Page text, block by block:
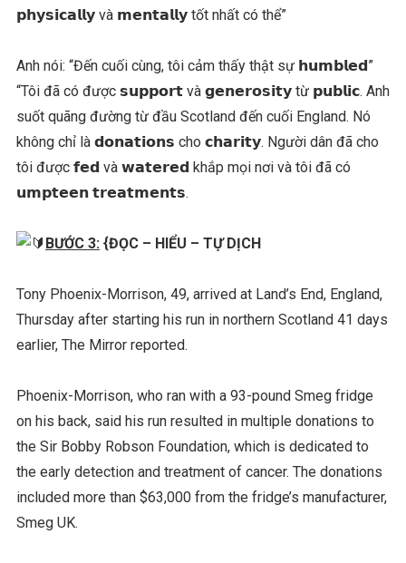
𝗽𝗵𝘆𝘀𝗶𝗰𝗮𝗹𝗹𝘆 và 𝗺𝗲𝗻𝘁𝗮𝗹𝗹𝘆 tốt nhất có thể”
Anh nói: “Đến cuối cùng, tôi cảm thấy thật sự 𝗵𝘂𝗺𝗯𝗹𝗲𝗱”
“Tôi đã có được 𝘀𝘂𝗽𝗽𝗼𝗿𝘁 và 𝗴𝗲𝗻𝗲𝗿𝗼𝘀𝗶𝘁𝘆 từ 𝗽𝘂𝗯𝗹𝗶𝗰. Anh
suốt quãng đường từ đầu Scotland đến cuối England. Nó
không chỉ là 𝗱𝗼𝗻𝗮𝘁𝗶𝗼𝗻𝘀 cho 𝗰𝗵𝗮𝗿𝗶𝘁𝘆. Người dân đã cho
tôi được 𝗳𝗲𝗱 và 𝘄𝗮𝘁𝗲𝗿𝗲𝗱 khắp mọi nơi và tôi đã có
𝘂𝗺𝗽𝘁𝗲𝗲𝗻 𝘁𝗿𝗲𝗮𝘁𝗺𝗲𝗻𝘁𝘀.
BƯỚC 3: {ĐỌC – HIỂU – TỰ DỊCH
Tony Phoenix-Morrison, 49, arrived at Land’s End, England,
Thursday after starting his run in northern Scotland 41 days
earlier, The Mirror reported.
Phoenix-Morrison, who ran with a 93-pound Smeg fridge
on his back, said his run resulted in multiple donations to
the Sir Bobby Robson Foundation, which is dedicated to
the early detection and treatment of cancer. The donations
included more than $63,000 from the fridge’s manufacturer,
Smeg UK.